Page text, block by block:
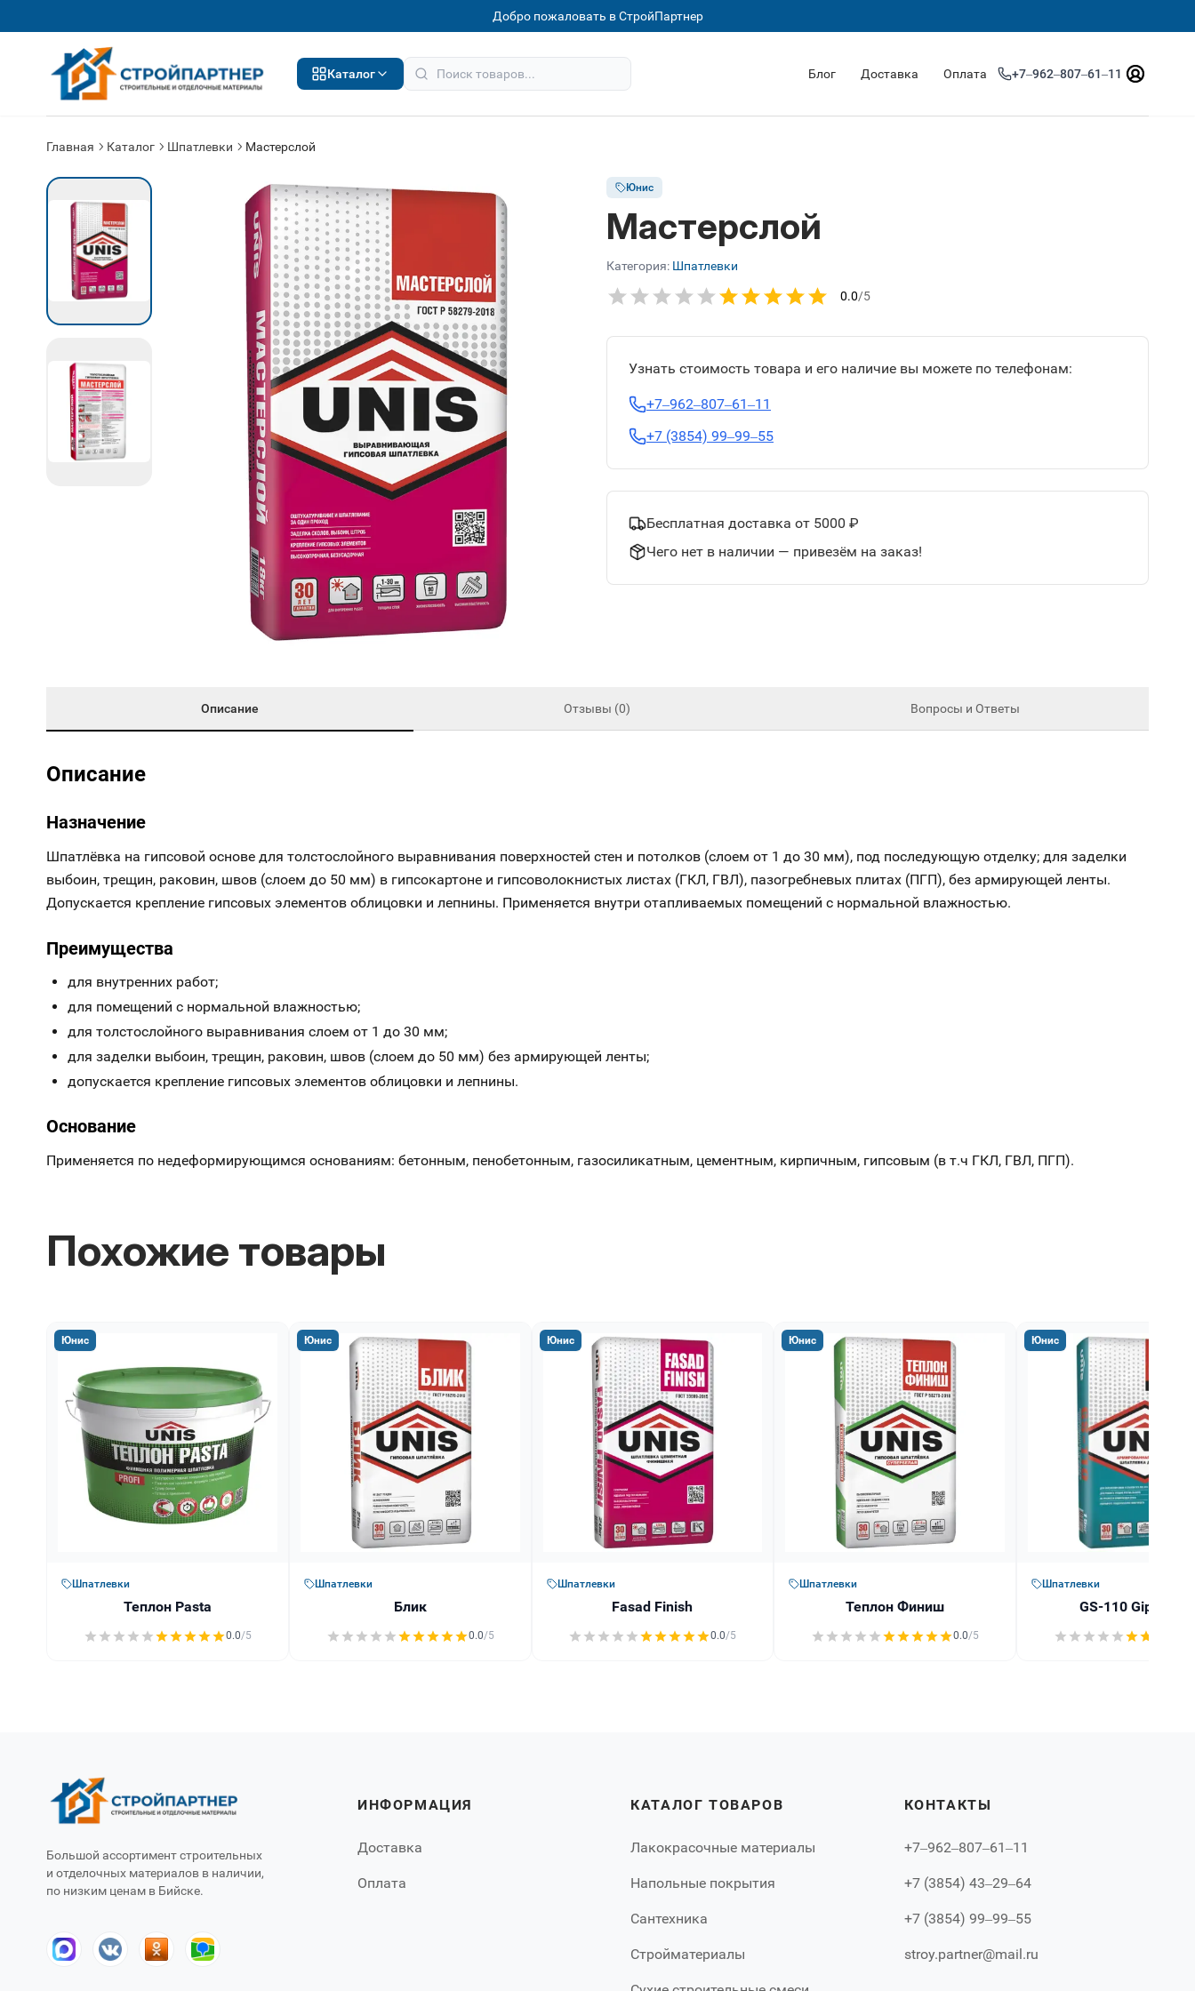
Добро пожаловать в СтройПартнер
Каталог Блог Доставка Оплата +7‒962‒807‒61‒11
Главная Каталог Шпатлевки Мастерслой
Юнис
Мастерслой
Категория: Шпатлевки
0.0/5
Узнать стоимость товара и его наличие вы можете по телефонам:
+7‒962‒807‒61‒11
+7 (3854) 99‒99‒55
Бесплатная доставка от 5000 ₽
Чего нет в наличии — привезём на заказ!
Описание Отзывы (0) Вопросы и Ответы
Описание
Назначение
Шпатлёвка на гипсовой основе для толстослойного выравнивания поверхностей стен и потолков (слоем от 1 до 30 мм), под последующую отделку; для заделки
выбоин, трещин, раковин, швов (слоем до 50 мм) в гипсокартоне и гипсоволокнистых листах (ГКЛ, ГВЛ), пазогребневых плитах (ПГП), без армирующей ленты.
Допускается крепление гипсовых элементов облицовки и лепнины. Применяется внутри отапливаемых помещений с нормальной влажностью.
Преимущества
для внутренних работ;
для помещений с нормальной влажностью;
для толстослойного выравнивания слоем от 1 до 30 мм;
для заделки выбоин, трещин, раковин, швов (слоем до 50 мм) без армирующей ленты;
допускается крепление гипсовых элементов облицовки и лепнины.
Основание
Применяется по недеформирующимся основаниям: бетонным, пенобетонным, газосиликатным, цементным, кирпичным, гипсовым (в т.ч ГКЛ, ГВЛ, ПГП).
Похожие товары
Юнис
Шпатлевки
Теплон Pasta
0.0/5
Юнис
Шпатлевки
Блик
0.0/5
Юнис
Шпатлевки
Fasad Finish
0.0/5
Юнис
Шпатлевки
Теплон Финиш
0.0/5
Юнис
Шпатлевки
GS-110
Большой ассортимент строительных
и отделочных материалов в наличии,
по низким ценам в Бийске.
ИНФОРМАЦИЯ
Доставка
Оплата
КАТАЛОГ ТОВАРОВ
Лакокрасочные материалы
Напольные покрытия
Сантехника
Стройматериалы
КОНТАКТЫ
+7‒962‒807‒61‒11
+7 (3854) 43‒29‒64
+7 (3854) 99‒99‒55
stroy.partner@mail.ru